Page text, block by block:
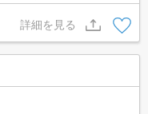
利用いただけます♪私生活
めですよ♪
詳細を見る